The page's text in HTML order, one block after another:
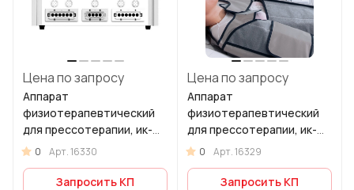
Цена по запросу
Аппарат
физиотерапевтический
для прессотерапии, ик-
прогрева, миостимуляции
Scopula PressoPro 4
0 Арт.16330
Запросить КП
Цена по запросу
Аппарат
физиотерапевтический
для прессотерапии, ик-
прогрева, миостимуляции
Scopula PressoPro 3
0 Арт.16329
Запросить КП